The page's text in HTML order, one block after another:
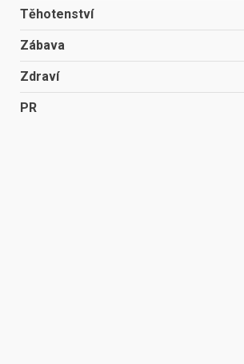
Těhotenství
Zábava
Zdraví
PR